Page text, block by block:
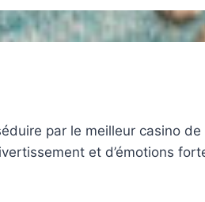
par le meilleur casino
et d’émotions